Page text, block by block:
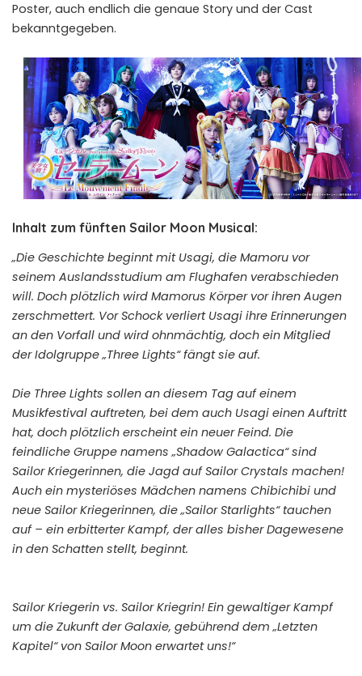
Poster, auch endlich die genaue Story und der Cast
bekanntgegeben.
Inhalt zum fünften Sailor Moon Musical:
„Die Geschichte beginnt mit Usagi, die Mamoru vor
seinem Auslandsstudium am Flughafen verabschieden
will. Doch plötzlich wird Mamorus Körper vor ihren Augen
zerschmettert. Vor Schock verliert Usagi ihre Erinnerungen
an den Vorfall und wird ohnmächtig, doch ein Mitglied
der Idolgruppe „Three Lights“ fängt sie auf.
Die Three Lights sollen an diesem Tag auf einem
Musikfestival auftreten, bei dem auch Usagi einen Auftritt
hat, doch plötzlich erscheint ein neuer Feind. Die
feindliche Gruppe namens „Shadow Galactica“ sind
Sailor Kriegerinnen, die Jagd auf Sailor Crystals machen!
Auch ein mysteriöses Mädchen namens Chibichibi und
neue Sailor Kriegerinnen, die „Sailor Starlights“ tauchen
auf – ein erbitterter Kampf, der alles bisher Dagewesene
in den Schatten stellt, beginnt.
Sailor Kriegerin vs. Sailor Kriegrin! Ein gewaltiger Kampf
um die Zukunft der Galaxie, gebührend dem „Letzten
Kapitel“ von Sailor Moon erwartet uns!“